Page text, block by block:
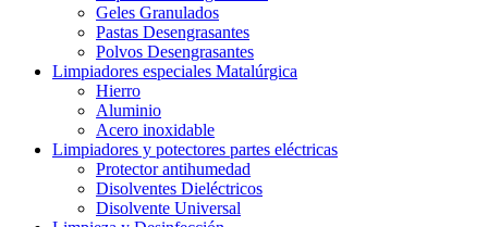
Geles Granulados
Pastas Desengrasantes
Polvos Desengrasantes
Limpiadores especiales Matalúrgica
Hierro
Aluminio
Acero inoxidable
Limpiadores y potectores partes eléctricas
Protector antihumedad
Disolventes Dieléctricos
Disolvente Universal